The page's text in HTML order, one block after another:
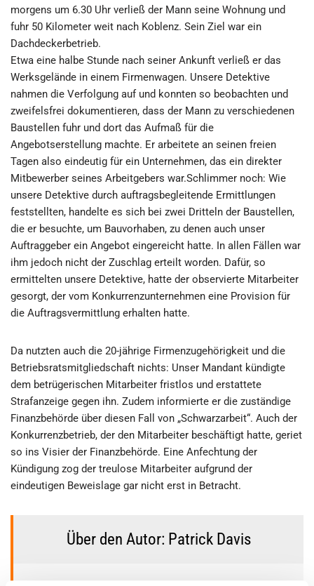
morgens um 6.30 Uhr verließ der Mann seine Wohnung und
fuhr 50 Kilometer weit nach Koblenz. Sein Ziel war ein
Dachdeckerbetrieb.
Etwa eine halbe Stunde nach seiner Ankunft verließ er das
Werksgelände in einem Firmenwagen. Unsere Detektive
nahmen die Verfolgung auf und konnten so beobachten und
zweifelsfrei dokumentieren, dass der Mann zu verschiedenen
Baustellen fuhr und dort das Aufmaß für die
Angebotserstellung machte. Er arbeitete an seinen freien
Tagen also eindeutig für ein Unternehmen, das ein direkter
Mitbewerber seines Arbeitgebers war.Schlimmer noch: Wie
unsere Detektive durch auftragsbegleitende Ermittlungen
feststellten, handelte es sich bei zwei Dritteln der Baustellen,
die er besuchte, um Bauvorhaben, zu denen auch unser
Auftraggeber ein Angebot eingereicht hatte. In allen Fällen war
ihm jedoch nicht der Zuschlag erteilt worden. Dafür, so
ermittelten unsere Detektive, hatte der observierte Mitarbeiter
gesorgt, der vom Konkurrenzunternehmen eine Provision für
die Auftragsvermittlung erhalten hatte.
Da nutzten auch die 20-jährige Firmenzugehörigkeit und die
Betriebsratsmitgliedschaft nichts: Unser Mandant kündigte
dem betrügerischen Mitarbeiter fristlos und erstattete
Strafanzeige gegen ihn. Zudem informierte er die zuständige
Finanzbehörde über diesen Fall von „Schwarzarbeit“. Auch der
Konkurrenzbetrieb, der den Mitarbeiter beschäftigt hatte, geriet
so ins Visier der Finanzbehörde. Eine Anfechtung der
Kündigung zog der treulose Mitarbeiter aufgrund der
eindeutigen Beweislage gar nicht erst in Betracht.
Über den Autor: Patrick Davis